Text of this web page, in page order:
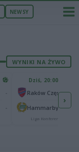
NEWSY
WYNIKI NA ŻYWO
Dziś, 20:00
Raków Częstochowa
Hammarby IF
Liga Konferencji
›